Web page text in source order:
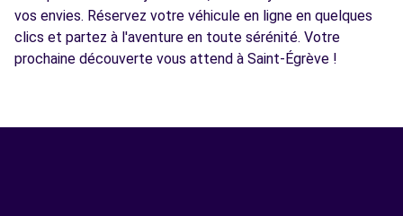
vos envies. Réservez votre véhicule en ligne en quelques
clics et partez à l'aventure en toute sérénité. Votre
prochaine découverte vous attend à Saint-Égrève !